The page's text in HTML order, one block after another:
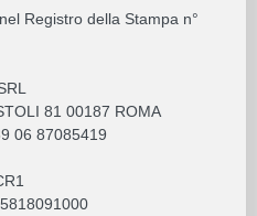
Registro della Stampa n°
81 00187 ROMA
06 87085419